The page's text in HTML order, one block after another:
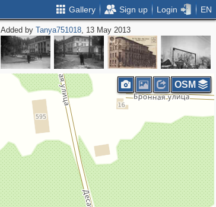
Gallery Sign up Login EN
Added byTanya751018, 13 May 2013
OSM